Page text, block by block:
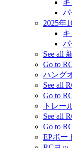
キ
パ
2025年
キ
パ
See all
Go to
ハング
See all
Go to
トレー
See all
Go to
EPボー